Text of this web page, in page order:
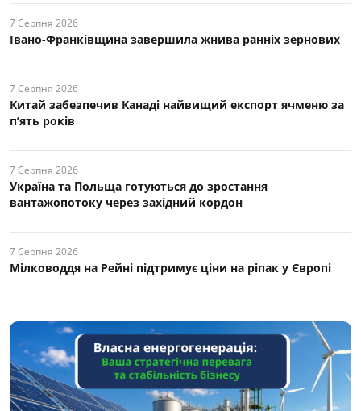
7 Серпня 2026
Івано-Франківщина завершила жнива ранніх зернових
7 Серпня 2026
Китай забезпечив Канаді найвищий експорт ячменю за
п’ять років
7 Серпня 2026
Україна та Польща готуються до зростання
вантажопотоку через західний кордон
7 Серпня 2026
Мілководдя на Рейні підтримує ціни на ріпак у Європі